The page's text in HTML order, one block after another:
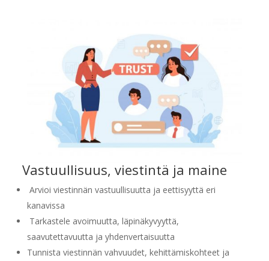
Vastuullisuus, viestintä ja maine
Arvioi viestinnän vastuullisuutta ja eettisyyttä eri
kanavissa
Tarkastele avoimuutta, läpinäkyvyyttä,
saavutettavuutta ja yhdenvertaisuutta
Tunnista viestinnän vahvuudet, kehittämiskohteet ja